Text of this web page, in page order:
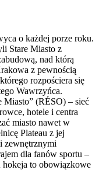
o każdej porze roku.
Stare Miasto z
nad którą
z pewnością
rozpościera się
Wawrzyńca.
Miasto” (RÉSO) – sieć
hotele i centra
miasto nawet w
Plateau z jej
zewnętrznymi
dla fanów sportu –
to obowiązkowe